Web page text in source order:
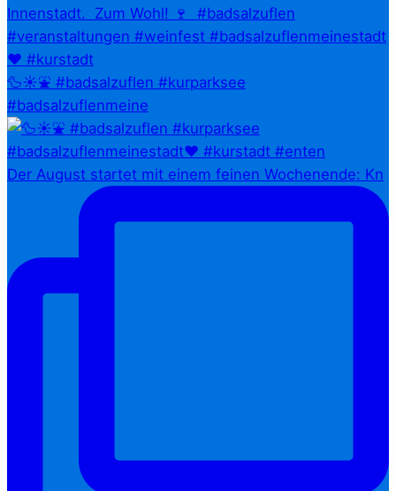
🦆☀️⛲ #badsalzuflen #kurparksee
#badsalzuflenmeine
Der August startet mit einem feinen Wochenende: Kn